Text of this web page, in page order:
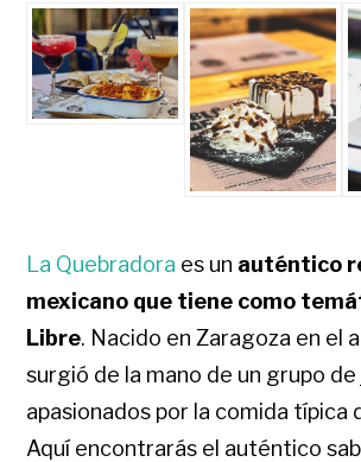
La Quebradora es un auténtico
mexicano que tiene como
Libre. Nacido en Zaragoza en el
surgió de la mano de un grupo
apasionados por la comida típica
Aquí encontrarás el auténtico